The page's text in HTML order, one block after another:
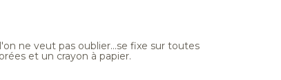
ne veut pas oublier...se fixe sur toutes
et un crayon à papier.